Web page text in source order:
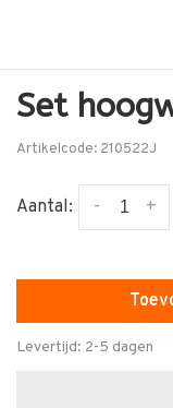
Set
Artikelcode: 210522J
Aantal: +
-
Levertijd: 2-5 dagen